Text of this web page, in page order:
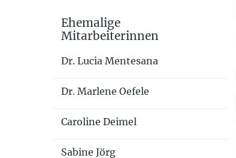
Ehemalige
Mitarbeiterinnen
Dr. Lucia Mentesana
Dr. Marlene Oefele
Caroline Deimel
Sabine Jörg